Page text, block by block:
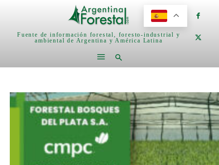
Fuente de información forestal, foresto-industrial y
ambiental de Argentina y América Latina